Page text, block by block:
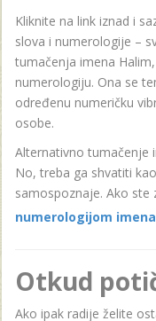
Kliknite na link iznad i
slova i numerologije –
tumačenja imena
numerologiju. Ona se
određenu numeričku
osobe.
Alternativno tumačenje
No, treba ga shvatiti
samospoznaje. Ako ste
numerologijom
Otkud
Ako ipak radije želite